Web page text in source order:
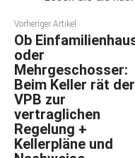
Vorheriger Artikel
Ob
oder
Mehrgeschosser:
Beim Keller rät der
VPB zur
vertraglichen
Regelung +
Kellerpläne und